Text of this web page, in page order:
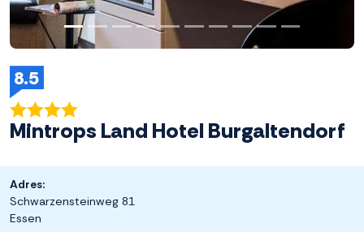
8.5
Mintrops Land Hotel Burgaltendorf
Adres:
Schwarzensteinweg 81
Essen